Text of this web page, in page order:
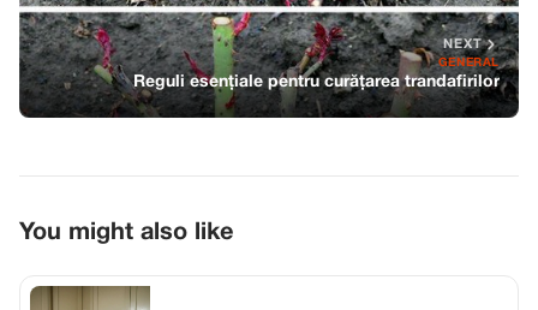
NEXT
GENERAL
Reguli esențiale pentru curățarea trandafirilor
You might also like